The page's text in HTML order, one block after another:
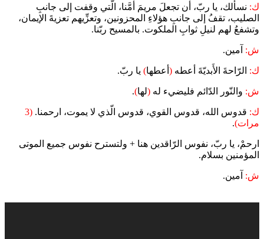
ك: نسألك، يا ربّ، أن تجعلَ مريمَ أمَّنا، الّتي وقفت إلى جانبِ
الصليب، تقفُ إلى جانبِ هؤلاءِ المحزونين، وتعزِّيهم تعزيةَ الإيمان،
وتشفعُ لهم لنيلِ ثوابِ الملكوت. بالمسيح ربّنا.
ش: آمين.
ك: الرّاحةَ الأَبديّةَ أعطه ( أعطها) يا ربّ.
ش: والنّور الدّائم فليضيء له (لها)
.
ك: قدوس الله، قدوس القوي، قدوس الّذي لا يموت، ارحمنا. (3
مرات).
ارحمْ، يا ربّ، نفوس الرّاقدين هنا + ولتسترح نفوس جميع الموتى
المؤمنين بسلام.
ش: آمين.